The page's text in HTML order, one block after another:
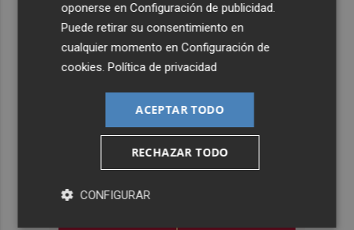
oponerse enConfiguración de publicidad
Puede retirar su consentimiento en
cualquier momento enConfiguración de
cookies .Política de privacidad
ACEPTAR TODO
RECHAZAR TODO
CONFIGURAR